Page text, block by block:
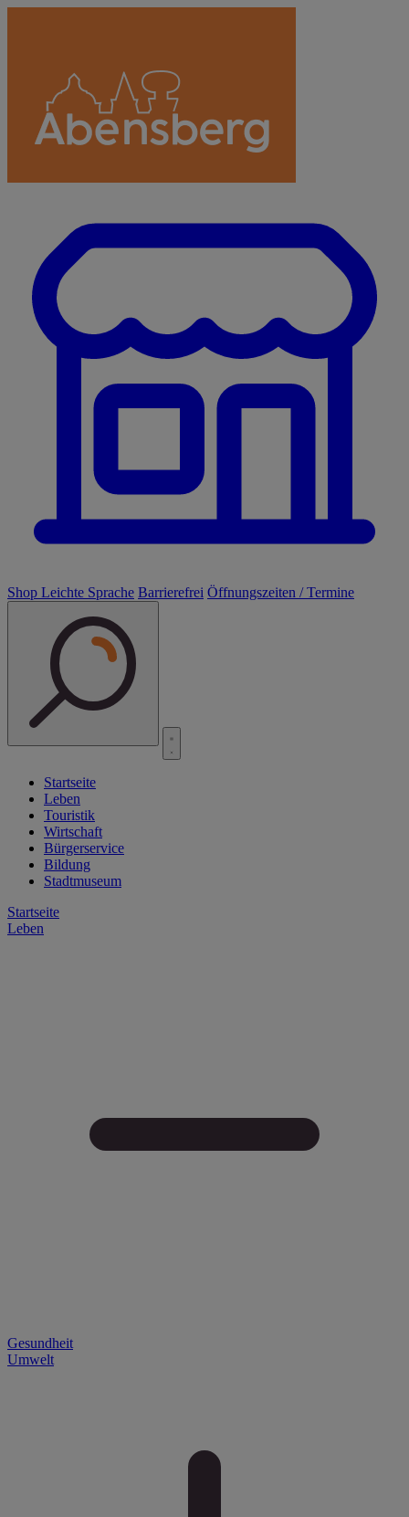
Shop Leichte Sprache Barrierefrei Öffnungszeiten / Termine
Startseite
Leben
Touristik
Wirtschaft
Bürgerservice
Bildung
Stadtmuseum
Startseite
Leben
Gesundheit
Umwelt